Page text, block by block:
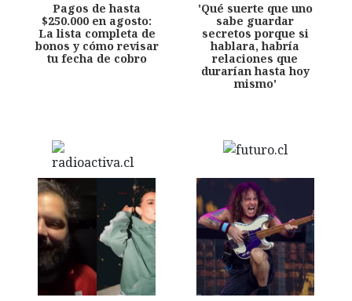
Pagos de hasta
$250.000 en agosto:
La lista completa de
bonos y cómo revisar
tu fecha de cobro
'Qué suerte que uno
sabe guardar
secretos porque si
hablara, habría
relaciones que
durarían hasta hoy
mismo'